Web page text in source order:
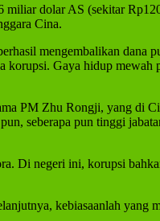
miliar dolar AS (sekitar
Cina.
mengembalikan dana
korupsi. Gaya hidup mewah
PM Zhu Rongji, yang di
seberapa pun tinggi
Di negeri ini, korupsi
kebiasaanlah